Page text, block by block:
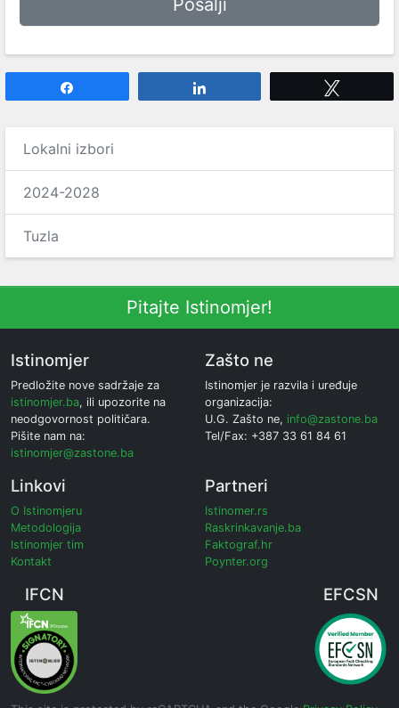
Lokalni izbori
2024-2028
Tuzla
Pitajte Istinomjer!
Istinomjer
Predložite nove sadržaje za
istinomjer.ba, ili upozorite na
neodgovornost političara.
Pišite nam na:
istinomjer@zastone.ba
Zašto ne
Istinomjer je razvila i uređuje
organizacija:
U.G. Zašto ne, info@zastone.ba
Tel/Fax: +387 33 61 84 61
Linkovi
O Istinomjeru
Metodologija
Istinomjer tim
Kontakt
Partneri
Istinomer.rs
Raskrinkavanje.ba
Faktograf.hr
Poynter.org
IFCN EFCSN